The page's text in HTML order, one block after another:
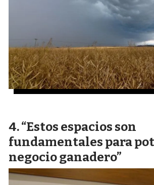
“Estos espacios son
fundamentales para
negocio ganadero”